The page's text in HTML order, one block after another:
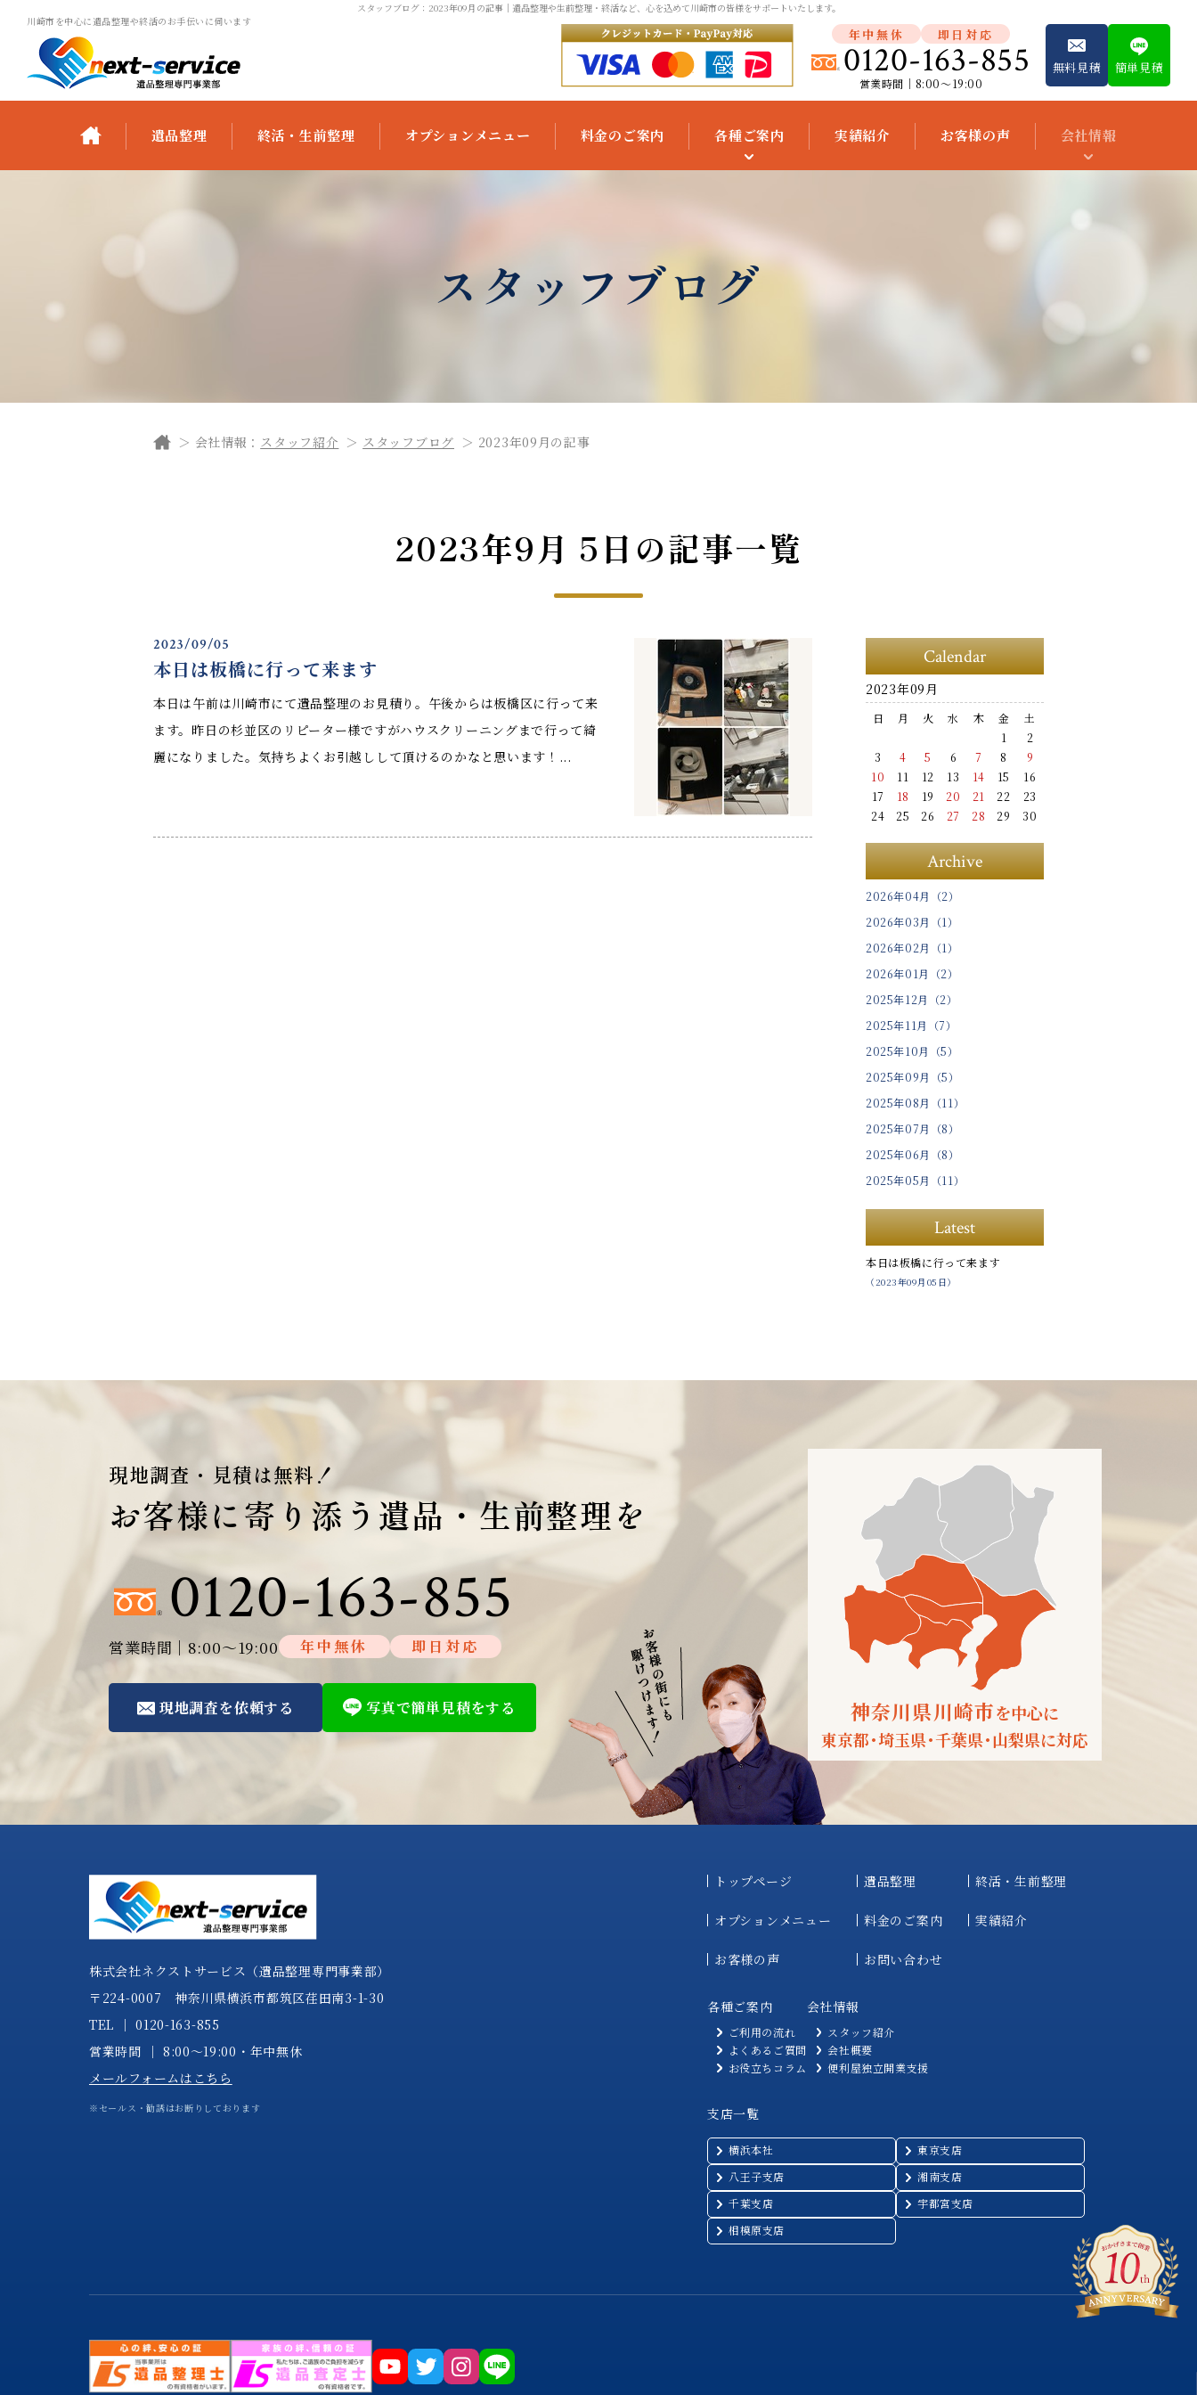
スタッフブログ：2023年09月の記事｜遺品整理や生前整理・終活など、心を込めて川崎市の皆様をサポートいたします。
川崎市を中心に遺品整理や終活のお手伝いに伺います
年中無休 即日対応
0120-163-855
営業時間│8:00～19:00
無料見積 簡単見積
遺品整理 終活・生前整理 オプションメニュー 料金のご案内 各種ご案内
お役立ちコラム
実績紹介 お客様の声 会社情報
スタッフブログ
会社情報： スタッフ紹介 スタッフブログ 2023年09月の記事
2023年9月 5日の記事一覧
2023/09/05
本日は板橋に行って来ます
本日は午前は川崎市にて遺品整理のお見積り。午後からは板橋区に行って来
ます。昨日の杉並区のリピーター様ですがハウスクリーニングまで行って綺
麗になりました。気持ちよくお引越しして頂けるのかなと思います！...
Calendar
2023年09月
日 月 火 水 木 金
土
1
2
3
4 5 6 7 8
9
10
11 12 13 14 15
16
17
18 19 20 21 22
23
24
25 26 27 28 29 30
Archive
2026年04月（2）
2026年03月（1）
2026年02月（1）
2026年01月（2）
2025年12月（2）
2025年11月（7）
2025年10月（5）
2025年09月（5）
2025年08月（11）
2025年07月（8）
2025年06月（8）
2025年05月（11）
Latest
本日は板橋に行って来ます
（2023年09月05日）
現地調査・見積は無料！
お客様に寄り添う 遺品・生前整理を
神奈川県川崎市を中心に
東京都・埼玉県・千葉県・山梨県に対応
0120-163-855
営業時間│8:00～19:00 年中無休 即日対応
現地調査を依頼する 写真で簡単見積をする
株式会社ネクストサービス（遺品整理専門事業部）
〒224-0007 神奈川県横浜市都筑区荏田南3-1-30
TEL │0120-163-855
営業時間 │ 8:00～19:00・年中無休
メールフォームはこちら
※セールス・勧誘はお断りしております
トップページ 遺品整理 終活・生前整理
オプションメニュー 料金のご案内 実績紹介
お客様の声 お問い合わせ
各種ご案内
ご利用の流れ
よくあるご質問
お役立ちコラム
会社情報
スタッフ紹介
会社概要
便利屋独立開業支援
支店一覧
横浜本社
東京支店
八王子支店
湘南支店
千葉支店
宇都宮支店
相模原支店